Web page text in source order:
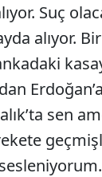
Suç
alıyor.
sen